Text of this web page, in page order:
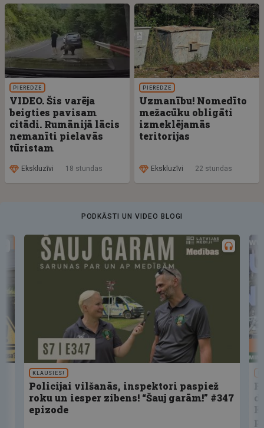
PIEREDZE
VIDEO. Šis varēja
beigties pavisam
citādi. Rumānijā lācis
nemanīti pielavās
tūristam
Ekskluzīvi 18 stundas
PIEREDZE
Uzmanību! Nomedīto
mežacūku obligāti
izmeklējamās
teritorijas
Ekskluzīvi 22 stundas
PODKĀSTI UN VIDEO BLOGI
KLAUSIES!
Policijai vilšanās, inspektori paspiež
roku un iesper zibens! “Šauj garām!” #347
epizode